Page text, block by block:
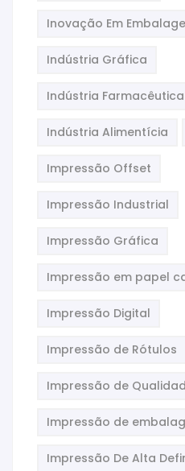
Inovação Em
Indústria Gráfica
Indústria Farmacêutica
Indústria Alimentícia
Impressão Offset
Impressão Industrial
Impressão Gráfica
Impressão em papel
Impressão Digital
Impressão de Rótulos
Impressão de
Impressão de
Impressão De Alta